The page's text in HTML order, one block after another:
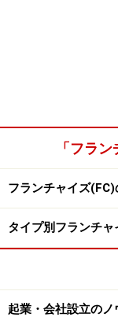
「フラ
フランチャイズ
タイプ別フランチャ
起業・会社設立のノ